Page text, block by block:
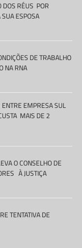
DOS RÉUS POR
ESPOSA
DE TRABALHO
NA RNA
EMPRESA SUL
MAIS DE 2
O CONSELHO DE
À JUSTIÇA
TENTATIVA DE